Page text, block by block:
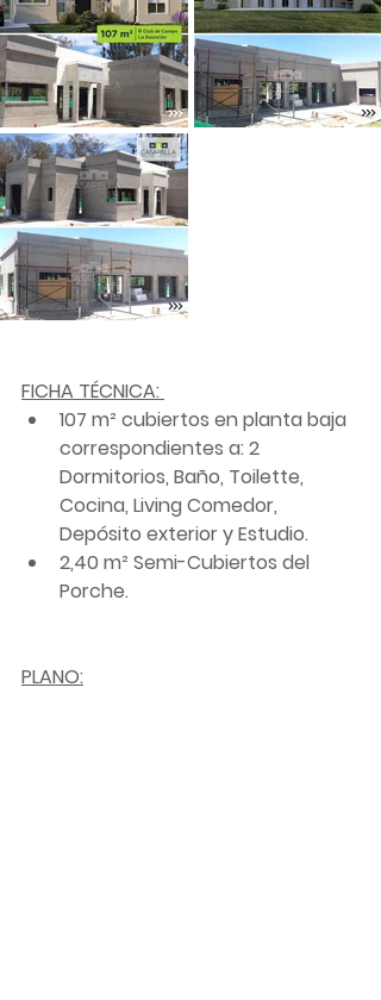
FICHA TÉCNICA:
107 m² cubiertos en planta baja
correspondientes a: 2
Dormitorios, Baño, Toilette,
Cocina, Living Comedor,
Depósito exterior y Estudio.
2,40 m² Semi-Cubiertos del
Porche.
PLANO: